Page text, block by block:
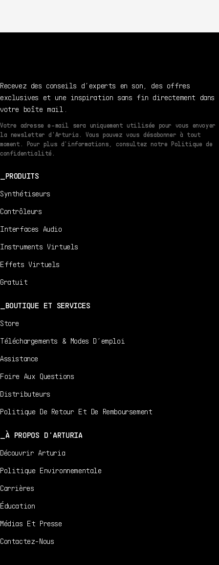
Recevez des conseils d’experts en son, des offres
exclusives et une inspiration sans fin directement dans
votre boîte mail.
Votre adresse e-mail sera uniquement utilisée pour vous envoyer
la newsletter d'Arturia. Vous pouvez vous désabonner à tout
moment. Pour plus d'informations, consultez notre Politique de
confidentialité.
PRODUITS
Synthétiseurs
Contrôleurs
Interfaces Audio
Instruments Virtuels
Effets Virtuels
Gratuit
BOUTIQUE ET SERVICES
Store
Téléchargements & Modes D’emploi
Assistance
Foire Aux Questions
Distributeurs
Politique De Retour Et De Remboursement
À PROPOS D'ARTURIA
Découvrir Arturia
Politique Environnementale
Carrières
Éducation
Médias Et Presse
Contactez-Nous